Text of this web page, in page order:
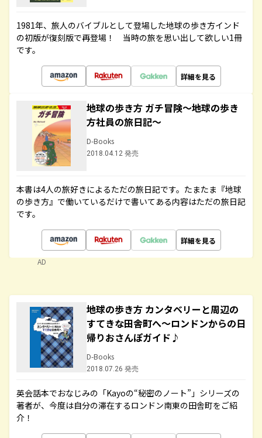
1981年、旅人のバイブルとして登場した地球の歩き方インド
の初版が復刻版で再登場！ 当時の旅を思い出して欲しい1冊
です。
詳細を見る
地球の歩き方 ガチ冒険～地球の歩き
方社員の旅日記～
D-Books
2018.04.12 発売
本書は4人の旅好きによるただの旅日記です。たまたま『地球
の歩き方』で働いているだけで書いてある内容はただの旅日記
です。
詳細を見る
AD
地球の歩き方 カンタベリーと周辺の
すてきな田舎町へ～ロンドンからの日
帰りおさんぽガイド♪
D-Books
2018.07.26 発売
英会話本でおなじみの「Kayoの“秘密のノート”」シリーズの
著者が、今度は自分の滞在するロンドン南東の田舎町をご紹
介！